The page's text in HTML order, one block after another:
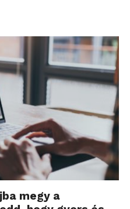
megy a